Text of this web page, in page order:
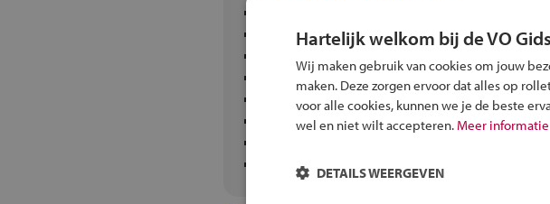
ISK Groningen
Kentalis Dr. J. de Graafschool VSO
Lauwers College Grijpskerk
Leon van Gelder
Maartenscollege Haren
Hartelijk welkom bij de VO
Wij maken gebruik van cookies om jouw
maken. Deze zorgen ervoor dat alles op
voor alle cookies, kunnen we je de beste
wel en niet wilt accepteren. Meer
DETAILS WEERGEVEN